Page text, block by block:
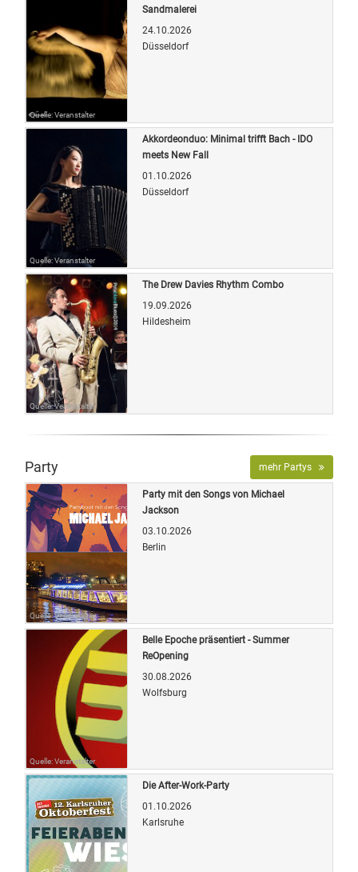
Quelle: Veranstalter
Sandmalerei
24.10.2026
Düsseldorf
Quelle: Veranstalter
Akkordeonduo: Minimal trifft Bach - IDO
meets New Fall
01.10.2026
Düsseldorf
Quelle: Veranstalter
The Drew Davies Rhythm Combo
19.09.2026
Hildesheim
Party mehr Partys
Quelle: Veranstalter
Party mit den Songs von Michael
Jackson
03.10.2026
Berlin
Quelle: Veranstalter
Belle Epoche präsentiert - Summer
ReOpening
30.08.2026
Wolfsburg
Die After-Work-Party
01.10.2026
Karlsruhe